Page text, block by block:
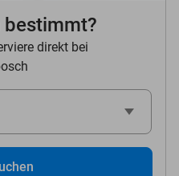
bestimmt?
direkt bei